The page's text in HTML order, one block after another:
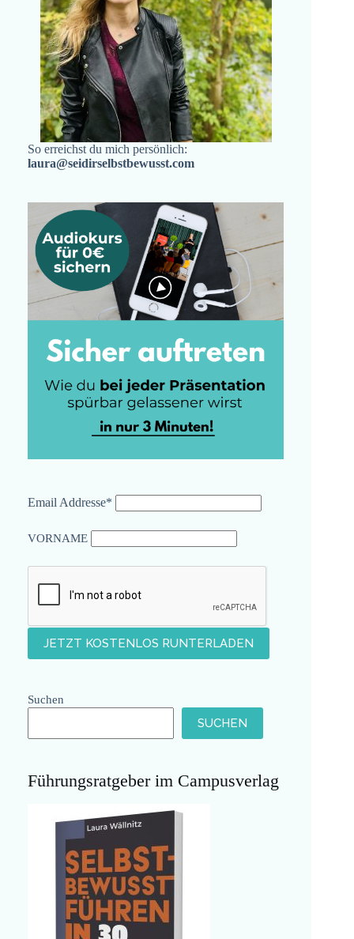
So erreichst du mich persönlich:
laura@seidirselbstbewusst.com
Email Addresse*
VORNAME
Suchen
SUCHEN
Führungsratgeber im Campusverlag